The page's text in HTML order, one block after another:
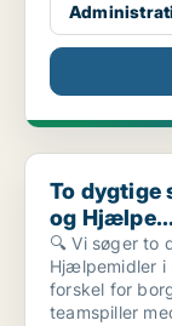
To dygtige
To dygtige
og Hjælpe...
🔍 Vi søger to
Hjælpemidler
forskel for
teamspiller